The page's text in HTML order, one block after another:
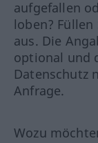
aufgefallen
loben?
aus. Die
optional und
Datenschutz
Anfrage.
Wozu